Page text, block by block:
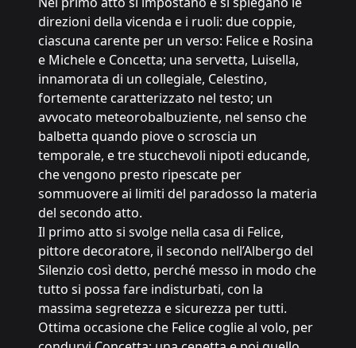
direzioni della vicenda e i ruoli: due coppie,
ciascuna carente per un verso: Felice e Rosina
e Michele e Concetta; una servetta, Luisella,
innamorata di un collegiale, Celestino,
fortemente caratterizzato nel testo; un
avvocato meteorobalbuziente, nel senso che
balbetta quando piove o scroscia un
temporale, e tre stucchevoli nipoti educande,
che vengono presto ripescate per
sommuovere ai limiti del paradosso la materia
del secondo atto.
Il primo atto si svolge nella casa di Felice,
pittore decoratore, il secondo nell’Albergo del
Silenzio così detto, perché messo in modo che
tutto si possa fare indisturbati, con la
massima segretezza e sicurezza per tutti.
Ottima occasione che Felice coglie al volo, per